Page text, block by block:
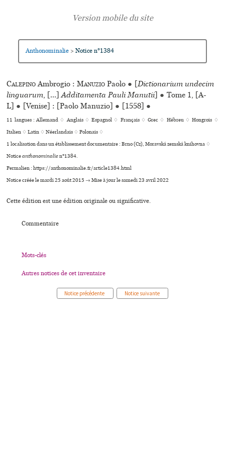
Anthonominalie > Notice n°1384
CalepinoAmbrogio :Manuzio Paolo ● [Dictionarium undecim
linguarum, [...]Additamenta Pauli Manutii] ● Tome 1, [A-
L] ● [Venise] : [Paolo Manuzio] ● [1558] ●
11 langues :Allemand ♢Anglais ♢Espagnol ♢ Français ♢Grec ♢ Hébreu ♢Hongrois ♢
Italien ♢Latin ♢Néerlandais ♢Polonais ♢
1 localisation dans un établissement documentaire : Brno (Cz), Moravská zemská kni­hovna ♢
Noticeanthonominalien°1384.
Permalien : https://anthonominalie.fr/article1384.html
Notice créée le mardi 25 août 2015 → Mise à jour le samedi 23 avril 2022
Cette édition est une édition originale ou significative.
Commentaire
Mots-clés
Autres notices de cet inventaire
Notice précédente Notice suivante